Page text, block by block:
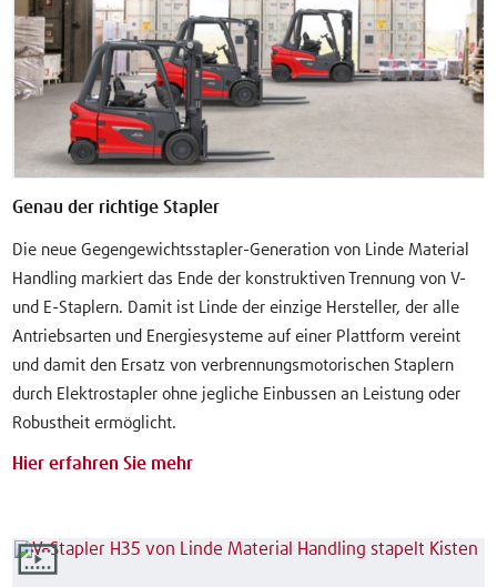
Genau der richtige Stapler
Die neue Gegengewichtsstapler-Generation von Linde Material
Handling markiert das Ende der konstruktiven Trennung von V-
und E-Staplern. Damit ist Linde der einzige Hersteller, der alle
Antriebsarten und Energiesysteme auf einer Plattform vereint
und damit den Ersatz von verbrennungsmotorischen Staplern
durch Elektrostapler ohne jegliche Einbussen an Leistung oder
Robustheit ermöglicht.
Hier erfahren Sie mehr